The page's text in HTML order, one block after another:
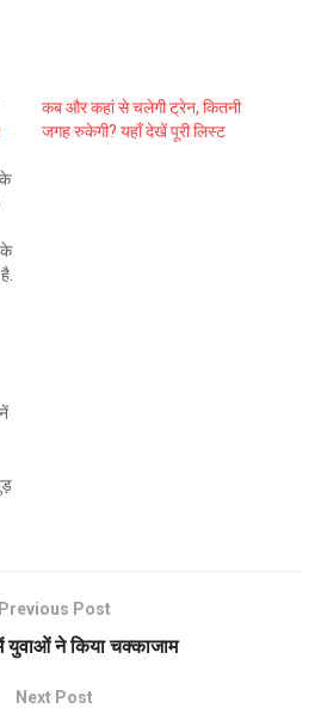
के
कब और कहां से चलेगी ट्रेन, कितनी
जगह रुकेगी? यहाँ देखें पूरी लिस्ट
Previous Post
ने किया चक्काजाम
Next Post